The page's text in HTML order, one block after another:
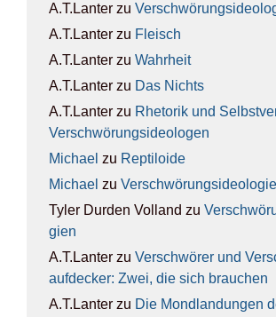
A.T.Lanter zu
A.T.Lanter zu Fleisch
A.T.Lanter zu Wahr­heit
A.T.Lanter zu Das Nichts
A.T.Lanter zu Rhe­to­rik und
Ver­schwö­rungs­ideo­lo­gen
Michael zu Rep­ti­lo­ide
Michael zu
Tyler Durden Volland zu
gien
A.T.Lanter zu Ver­schwö­rer und
auf­de­cker: Zwei, die sich brau­chen
A.T.Lanter zu Die Mond­lan­dun­gen